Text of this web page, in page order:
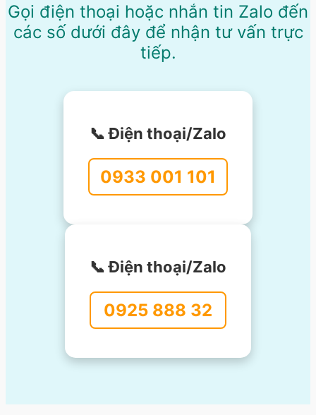
Gọi điện thoại hoặc nhắn tin Zalo đến
các số dưới đây để nhận tư vấn trực
tiếp.
📞 Điện thoại/Zalo
0933 001 101
📞 Điện thoại/Zalo
0925 888 32